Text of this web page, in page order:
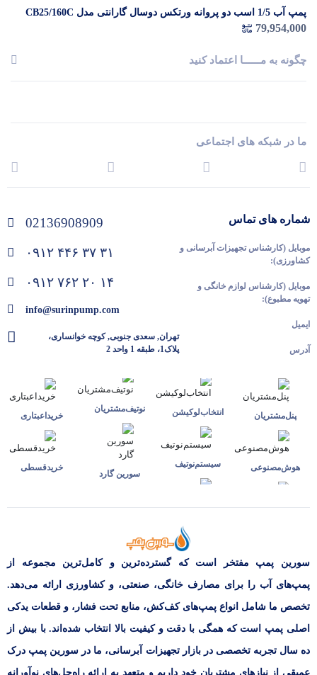
پمپ آب 1/5 اسب دو پروانه ورتکس دوسال گارانتی مدل CB25/160C
79,954,000
چگونه به مــــــا اعتماد کنید
ما در شبکه های اجتماعی
شماره های تماس
موبایل (کارشناس تجهیزات آبرسانی و
کشاورزی):
موبایل (کارشناس لوازم خانگی و
تهویه مطبوع):
ایمیل
آدرس
02136908909
۰۹۱۲ ۴۴۶ ۳۷ ۳۱
۰۹۱۲ ۷۶۲ ۲۰ ۱۴
info@surinpump.com
تهران, سعدی جنوبی, کوچه خوانساری،
پلاک1، طبقه 1 واحد 2
پنل‌مشتریان
هوش‌مصنوعی
انتخاب‌لوکیشن
سیستم‌نوتیف
نوتیف‌مشتریان
سورین گارد
خرید‌اعبتاری
خرید‌قسطی
سورین پمپ مفتخر است که گسترده‌ترین و کامل‌ترین مجموعه از
پمپ‌های آب را برای مصارف خانگی، صنعتی، و کشاورزی ارائه می‌دهد.
تخصص ما شامل انواع پمپ‌های کف‌کش، منابع تحت فشار، و قطعات یدکی
اصلی پمپ است که همگی با دقت و کیفیت بالا انتخاب شده‌اند. با بیش از
ده سال تجربه تخصصی در بازار تجهیزات آبرسانی، ما در سورین پمپ درک
عمیقی از نیازهای مشتریان خود داریم و متعهد به ارائه راه‌حل‌های نوآورانه